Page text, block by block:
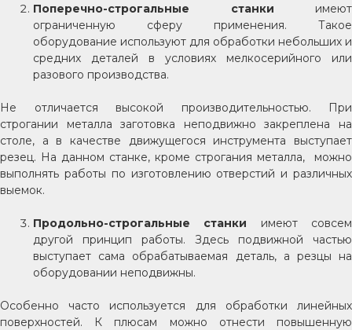
Поперечно-строгальные станки имеют
ограниченную сферу применения. Такое
оборудование используют для обработки небольших и
средних деталей в условиях мелкосерийного или
разового производства.
Не отличается высокой производительностью. При
строгании металла заготовка неподвижно закреплена на
столе, а в качестве движущегося инструмента выступает
резец. На данном станке, кроме строгания металла, можно
выполнять работы по изготовлению отверстий и различных
выемок.
Продольно-строгальные станки имеют совсем
другой принцип работы. Здесь подвижной частью
выступает сама обрабатываемая деталь, а резцы на
оборудовании неподвижны.
Особенно часто используется для обработки линейных
поверхностей. К плюсам можно отнести повышенную